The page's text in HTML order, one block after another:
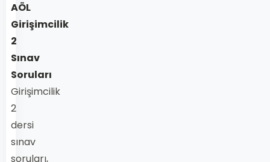
AÖL
Girişimcilik
2
Sınav
Soruları
Girişimcilik
2
dersi
sınav
soruları,